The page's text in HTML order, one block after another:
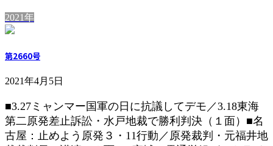
2021年
第2660号
2021年4月5日
■3.27ミャンマー国軍の日に抗議してデモ／3.18東海
第二原発差止訴訟・水戸地裁で勝利判決（１面）■名
古屋：止めよう原発３・11行動／原発裁判・元福井地